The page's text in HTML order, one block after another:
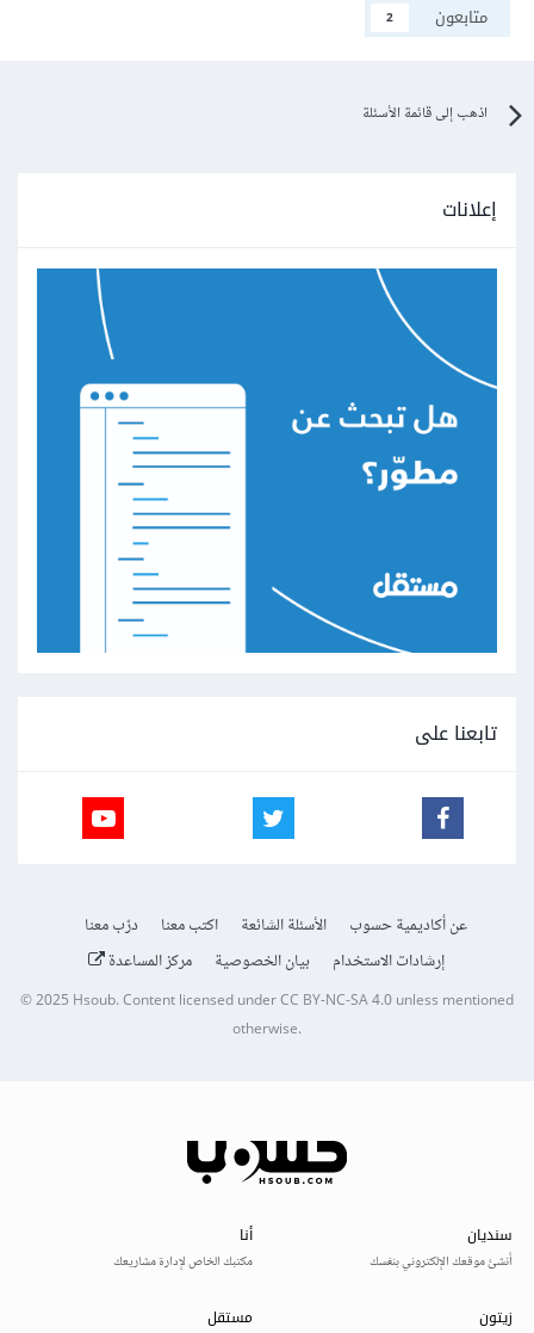
متابعون
2
اذهب إلى قائمة الأسئلة
إعلانات
تابعنا على
عن أكاديمية حسوب الأسئلة الشائعة اكتب معنا
درّب معنا
إرشادات الاستخدام
بيان الخصوصية مركز المساعدة
© 2025Hsoub.Content licensed underCC BY-NC-SA 4.0unless mentioned
otherwise.